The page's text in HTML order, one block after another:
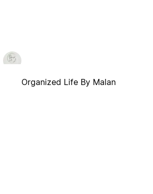
Organized Life By Malan